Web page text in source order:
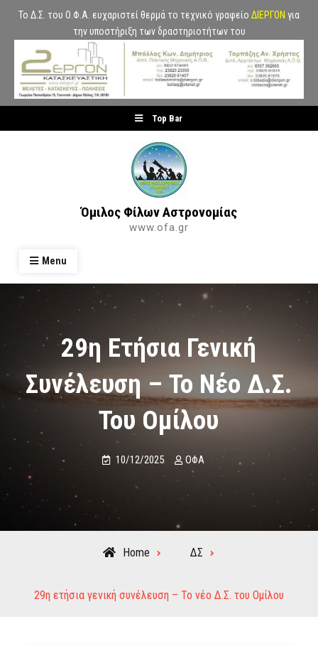
Το Δ.Σ. του Ο.Φ.Α. ευχαριστεί θερμά το τεχνικό γραφείο ΔΙΕΡΓΟΝ για
την υποστήριξη των δραστηριοτήτων του
to
Top Bar
Όμιλος Φίλων Αστρονομίας
www.ofa.gr
Menu
29η Ετήσια Γενική
Συνέλευση – Το Νέο Δ.Σ.
Του Ομίλου
10/12/2025 ΟΦΑ
Home ΔΣ
29η ετήσια γενική συνέλευση – Το νέο Δ.Σ. του Ομίλου